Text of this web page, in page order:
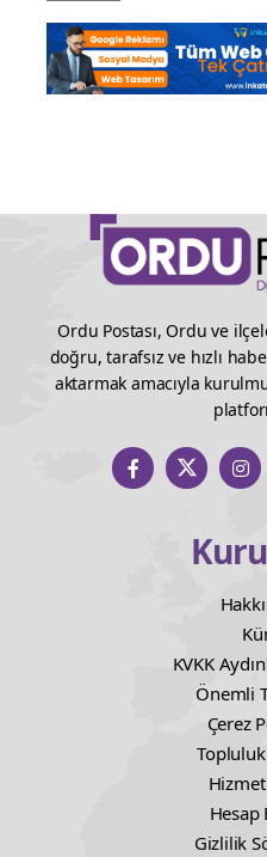
Ordu Postası, Ordu ve
doğru, tarafsız ve hızlı
aktarmak amacıyla
KVKK
Önemli
Çerez
Hizmet
Gizlilik